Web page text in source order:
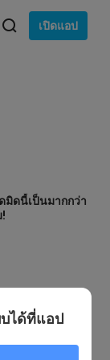
เปิดแอป
มิดนี้เป็นมากกว่า
ได้ที่แอป